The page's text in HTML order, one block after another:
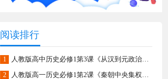
阅读排行
1 人教版高中历史必修1第3课《从汉到元政治制度的演变》详解
2 人教版高一历史必修1第2课《秦朝中央集权制度的形成》提升训练